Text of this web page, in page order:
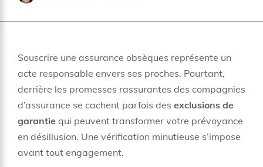
Souscrire une assurance obsèques représente un
acte responsable envers ses proches. Pourtant,
derrière les promesses rassurantes des compagnies
d’assurance se cachent parfois des exclusions de
garantie qui peuvent transformer votre prévoyance
en désillusion. Une vérification minutieuse s’impose
avant tout engagement.